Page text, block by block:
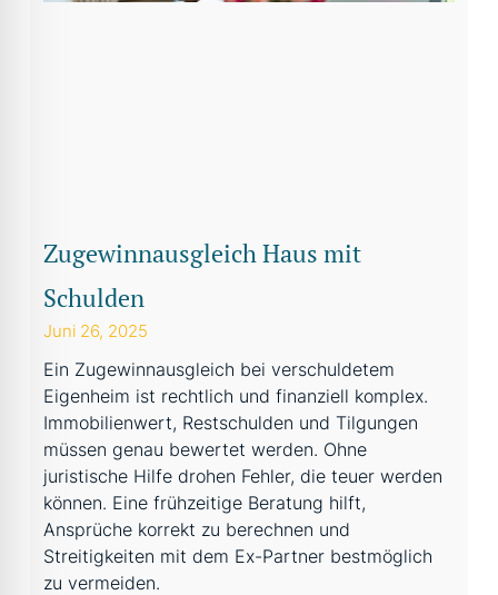
Zugewinnausgleich Haus mit
Schulden
Juni 26, 2025
Ein Zugewinnausgleich bei verschuldetem
Eigenheim ist rechtlich und finanziell komplex.
Immobilienwert, Restschulden und Tilgungen
müssen genau bewertet werden. Ohne
juristische Hilfe drohen Fehler, die teuer werden
können. Eine frühzeitige Beratung hilft,
Ansprüche korrekt zu berechnen und
Streitigkeiten mit dem Ex-Partner bestmöglich
zu vermeiden.